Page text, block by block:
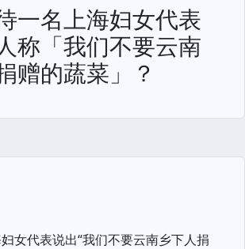
一名上海妇女代表
称「我们不要云南
赠的蔬菜」？
女代表说出“我们不要云南乡下人捐